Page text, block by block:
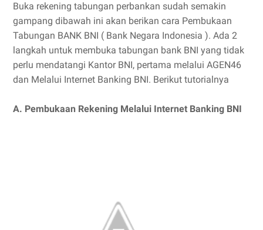
Buka rekening tabungan perbankan sudah semakin
gampang dibawah ini akan berikan cara Pembukaan
Tabungan BANK BNI ( Bank Negara Indonesia ). Ada 2
langkah untuk membuka tabungan bank BNI yang tidak
perlu mendatangi Kantor BNI, pertama melalui AGEN46
dan Melalui Internet Banking BNI. Berikut tutorialnya
A. Pembukaan Rekening Melalui Internet Banking BNI